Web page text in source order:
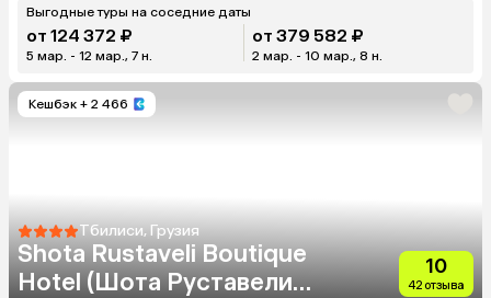
Выгодные туры на соседние даты
от 124 372 ₽
5 мар. - 12 мар., 7 н.
от 379 582 ₽
2 мар. - 10 мар., 8 н.
Кешбэк + 2 466
Тбилиси, Грузия
Shota Rustaveli Boutique
Hotel (Шота Руставели
10
42 отзыва